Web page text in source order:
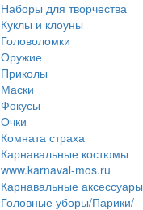
Наборы для творчества
Куклы и клоуны
Головоломки
Оружие
Приколы
Маски
Фокусы
Очки
Комната страха
Карнавальные костюмы
www.karnaval-mos.ru
Карнавальные аксессуары
Головные уборы/Парики/